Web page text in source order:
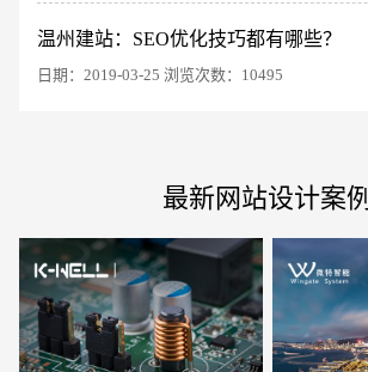
温州建站：SEO优化技巧都有哪些？
日期：2019-03-25 浏览次数：10495
最新网站设计案例